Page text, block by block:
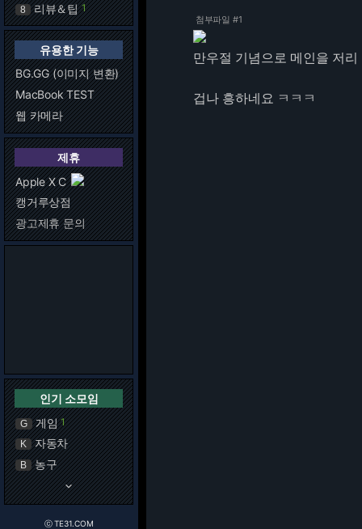
8 리뷰＆팁 1
유용한 기능
BG.GG (이미지 변환)
MacBook TEST
웹 카메라
제휴
Apple X C
캥거루상점
광고제휴 문의
인기 소모임
G 게임 1
K 자동차
B 농구
keyboard_arrow_down
ⓒ TE31.COM
첨부파일 #1
만우절 기념으로 메인을 저
겁나 흥하네요 ㅋㅋㅋ